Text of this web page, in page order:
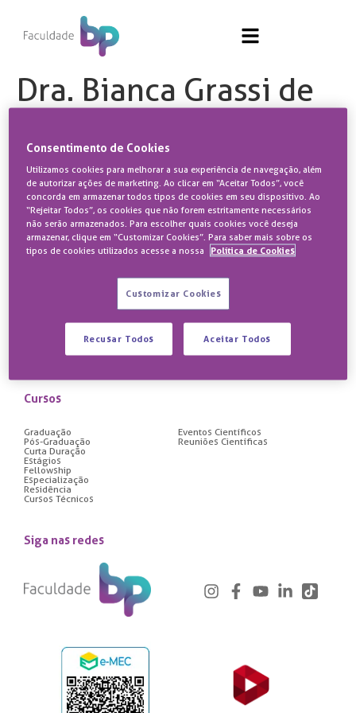
Dra. Bianca Grassi de
Sobre
Quem somos
Hub de Conteúdo
Ajuda
Fale Conosco
Ouvidoria
Cursos
Graduação
Pós-Graduação
Curta Duração
Estágios
Fellowship
Especialização
Residência
Cursos Técnicos
Eventos Científicos
Reuniões Científicas
Siga nas redes
Consentimento de Cookies
Utilizamos cookies para melhorar a sua experiência de navegação, além
de autorizar ações de marketing. Ao clicar em “Aceitar Todos”, você
concorda em armazenar todos tipos de cookies em seu dispositivo. Ao
“Rejeitar Todos”, os cookies que não forem estritamente necessários
não serão armazenados. Para escolher quais cookies você deseja
armazenar, clique em “Customizar Cookies”. Para saber mais sobre os
tipos de cookies utilizados acesse a nossa
Política de Cookies
Customizar Cookies
Recusar Todos Aceitar Todos